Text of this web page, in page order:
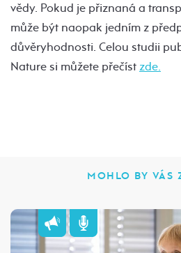
vědy. Pokud je přiznaná a
může být naopak jedním z
důvěryhodnosti. Celou studii
Nature si můžete přečístzde.
MOHLO BY VÁS